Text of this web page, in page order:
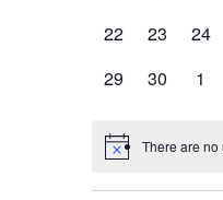
0
22
0
23
0
24
0
29
0
30
0
1
There are no